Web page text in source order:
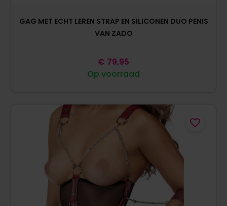
GAG MET ECHT LEREN STRAP EN SILICONEN DUO PENIS
VAN ZADO
Op voorraad
€ 79,95